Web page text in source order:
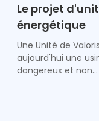
Le projet
énergétique
Une Unité de
aujourd'hui une
dangereux et non…